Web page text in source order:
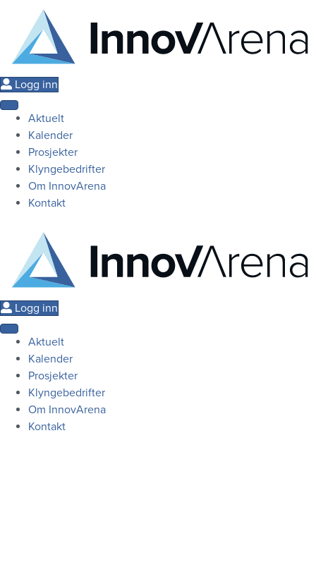
Logg inn
Aktuelt
Kalender
Prosjekter
Klyngebedrifter
Om InnovArena
Kontakt
Logg inn
Aktuelt
Kalender
Prosjekter
Klyngebedrifter
Om InnovArena
Kontakt